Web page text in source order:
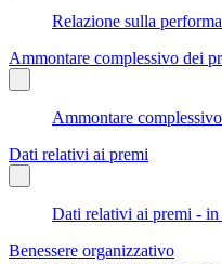
Relazione sulla
Ammontare complessivo dei
Ammontare
Dati relativi ai premi
Dati relativi ai premi - in
Benessere organizzativo